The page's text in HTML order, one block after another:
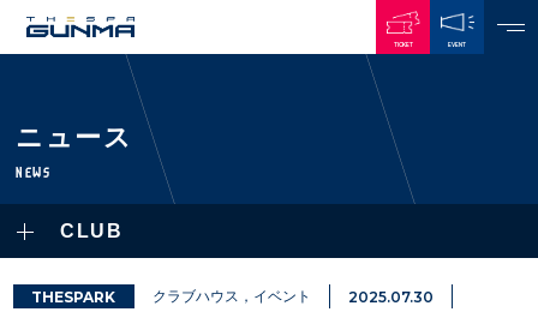
TICKET EVENT
TOP TEAM
PLAYERS / STAFFS
選手・スタッフ一覧
GAMES
ニュース
NEWS
CLUB
THESPARK クラブハウス，イベント 2025.07.30